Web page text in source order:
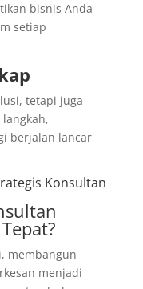
bisnis Anda
setiap
tetapi juga
berjalan lancar
Konsultan
membangun
menjadi